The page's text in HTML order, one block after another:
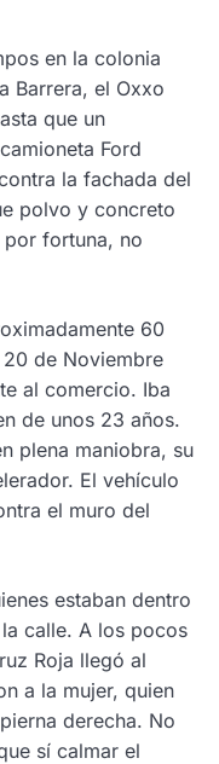
en la colonia
Barrera, el Oxxo
que un
Ford
la fachada del
polvo y concreto
fortuna, no
60
de Noviembre
al comercio. Iba
de unos 23 años.
plena maniobra, su
El vehículo
el muro del
estaban dentro
calle. A los pocos
Roja llegó al
a la mujer, quien
derecha. No
sí calmar el